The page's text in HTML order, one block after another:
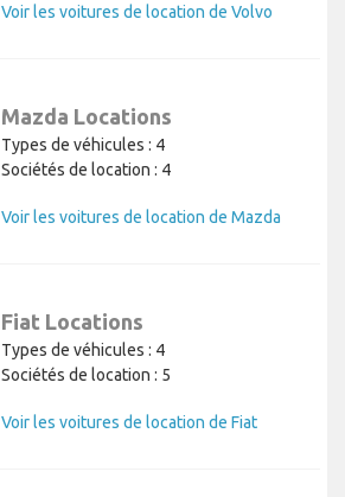
Voir les voitures de location de Volvo
Mazda Locations
Types de véhicules : 4
Sociétés de location : 4
Voir les voitures de location de Mazda
Fiat Locations
Types de véhicules : 4
Sociétés de location : 5
Voir les voitures de location de Fiat